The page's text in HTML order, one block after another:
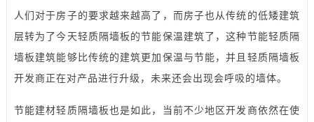
人们对于房子的要求越来越高了，而房子也从传统的低矮建筑
层转为了今天轻质隔墙板的节能保温建筑了，这种节能轻质隔
墙板建筑能够比传统的建筑更加保温与节能，并且轻质隔墙板
开发商正在对产品进行升级，未来还会出现会呼吸的墙体。
节能建材轻质隔墙板也是如此，当前不少地区开发商依然在使